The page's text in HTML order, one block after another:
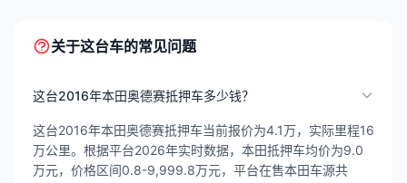
关于这台车的常见问题
这台2016年本田奥德赛抵押车多少钱？
这台2016年本田奥德赛抵押车当前报价为4.1万，实际里程16
万公里。根据平台2026年实时数据，本田抵押车均价为9.0
万元，价格区间0.8-9,999.8万元，平台在售本田车源共